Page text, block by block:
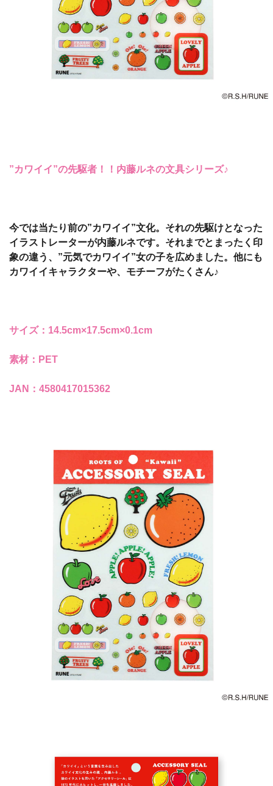
”カワイイ”の先駆者！！内藤ルネの文具シリーズ♪
今では当たり前の”カワイイ”文化。それの先駆けとなった
イラストレーターが内藤ルネです。それまでとまったく印
象の違う、”元気でカワイイ”女の子を広めました。他にも
カワイイキャラクターや、モチーフがたくさん♪
サイズ：14.5cm×17.5cm×0.1cm
素材：PET
JAN：4580417015362